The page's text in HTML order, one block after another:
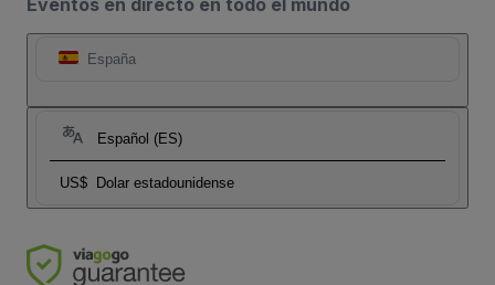
Eventos en directo en todo el mundo
España
Español (ES)
US$ Dolar estadounidense